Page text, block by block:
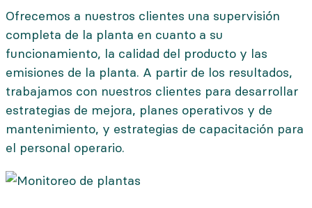
Ofrecemos a nuestros clientes una supervisión
completa de la planta en cuanto a su
funcionamiento, la calidad del producto y las
emisiones de la planta. A partir de los resultados,
trabajamos con nuestros clientes para desarrollar
estrategias de mejora, planes operativos y de
mantenimiento, y estrategias de capacitación para
el personal operario.